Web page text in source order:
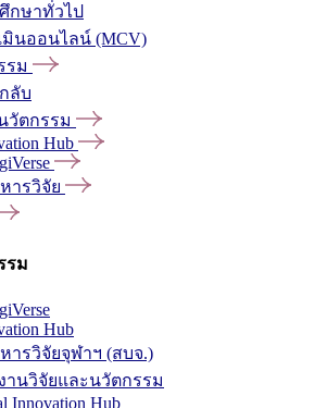
กษาทั่วไป
มินออนไลน์ (MCV)
รม
ลับ
วัตกรรม
Hub
ารวิจัย
รม
Hub
ารวิจัยจุฬาฯ (สบจ.)
านวิจัยและนวัตกรรม
Innovation Hub